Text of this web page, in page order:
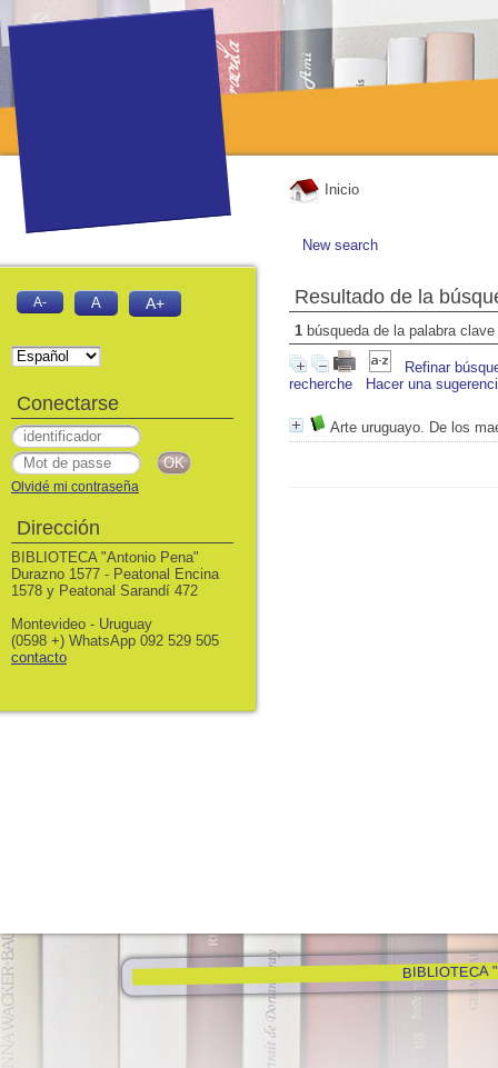
Inicio
New search
Resultado de la
1 búsqueda de la palabra clave
Refinar
recherche
Hacer una
Arte uruguayo. De los
BIBLIOTECA
A- A A+
Conectarse
Olvidé mi contraseña
Dirección
BIBLIOTECA "Antonio Pena"
Durazno 1577 - Peatonal Encina
1578 y Peatonal Sarandí 472
Montevideo - Uruguay
(0598 +) WhatsApp 092 529 505
contacto